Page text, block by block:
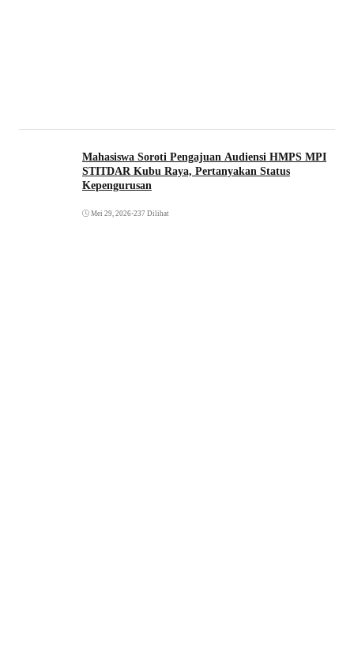
Mahasiswa Soroti Pengajuan Audiensi HMPS MPI
STITDAR Kubu Raya, Pertanyakan Status
Kepengurusan
Mei 29, 2026•237 Dilihat